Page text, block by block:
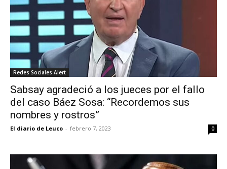
Redes Sociales Alert
Sabsay agradeció a los jueces por el fallo
del caso Báez Sosa: “Recordemos sus
nombres y rostros”
El diario de Leuco - febrero 7, 2023 0